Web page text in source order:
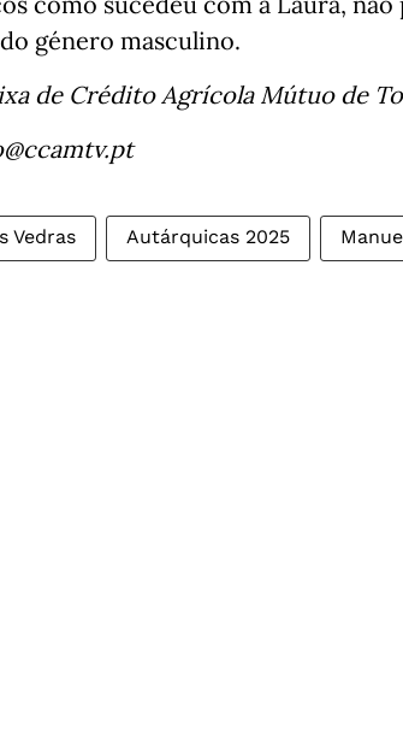
género masculino.
de Crédito Agrícola Mútuo de
Vedras Autárquicas 2025